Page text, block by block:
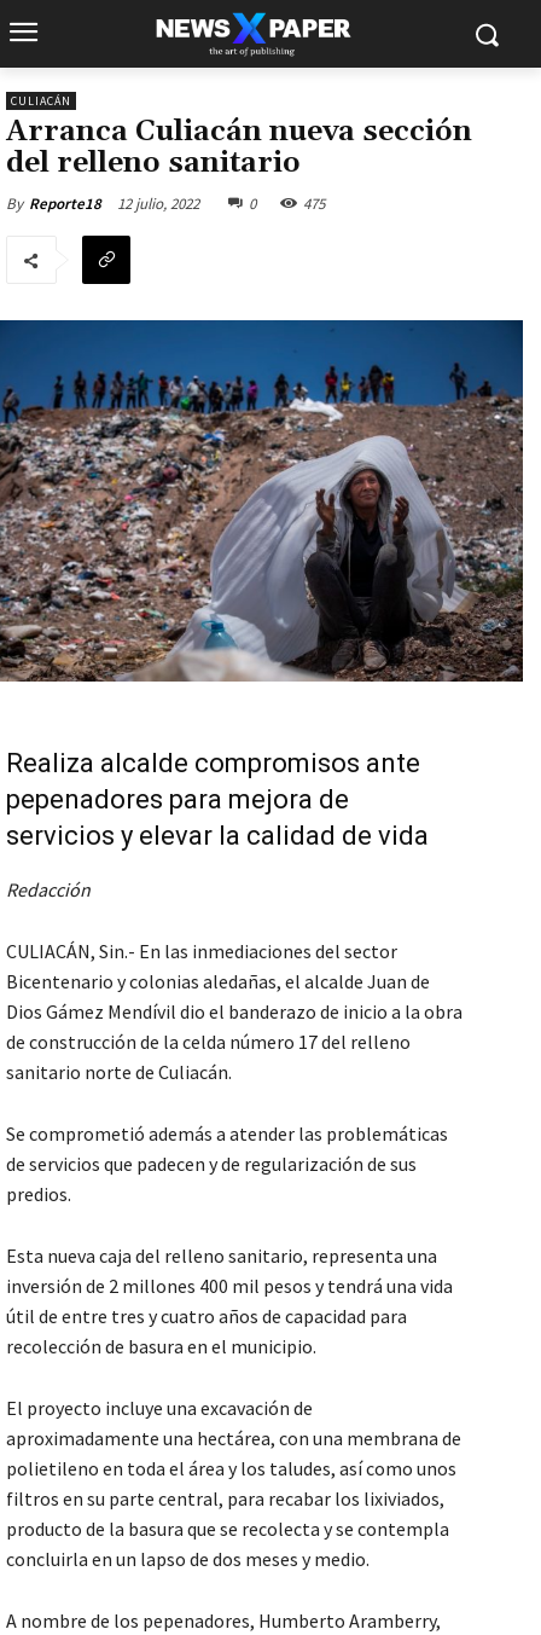
CULIACÁN
Arranca Culiacán nueva sección
del relleno sanitario
By Reporte18 12 julio, 2022 0 475
Realiza alcalde compromisos ante
pepenadores para mejora de
servicios y elevar la calidad de vida
Redacción
CULIACÁN, Sin.- En las inmediaciones del sector
Bicentenario y colonias aledañas, el alcalde Juan de
Dios Gámez Mendívil dio el banderazo de inicio a la obra
de construcción de la celda número 17 del relleno
sanitario norte de Culiacán.
Se comprometió además a atender las problemáticas
de servicios que padecen y de regularización de sus
predios.
Esta nueva caja del relleno sanitario, representa una
inversión de 2 millones 400 mil pesos y tendrá una vida
útil de entre tres y cuatro años de capacidad para
recolección de basura en el municipio.
El proyecto incluye una excavación de
aproximadamente una hectárea, con una membrana de
polietileno en toda el área y los taludes, así como unos
filtros en su parte central, para recabar los lixiviados,
producto de la basura que se recolecta y se contempla
concluirla en un lapso de dos meses y medio.
A nombre de los pepenadores, Humberto Aramberry,